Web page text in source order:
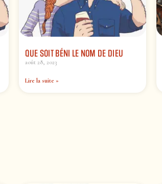
QUE SOIT BÉNI LE NOM DE DIEU
août 28, 2023
Lire la suite »